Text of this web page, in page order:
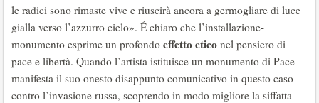
le radici sono rimaste vive e riuscirà ancora a germogliare di luce
gialla verso l’azzurro cielo». É chiaro che l’installazione-
monumento esprime un profondo effetto etico nel pensiero di
pace e libertà. Quando l’artista istituisce un monumento di Pace
manifesta il suo onesto disappunto comunicativo in questo caso
contro l’invasione russa, scoprendo in modo migliore la siffatta